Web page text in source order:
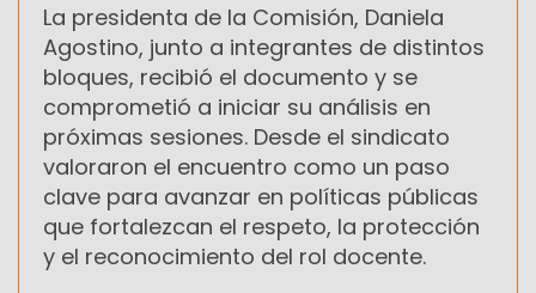
La presidenta de la Comisión, Daniela
Agostino, junto a integrantes de distintos
bloques, recibió el documento y se
comprometió a iniciar su análisis en
próximas sesiones. Desde el sindicato
valoraron el encuentro como un paso
clave para avanzar en políticas públicas
que fortalezcan el respeto, la protección
y el reconocimiento del rol docente.